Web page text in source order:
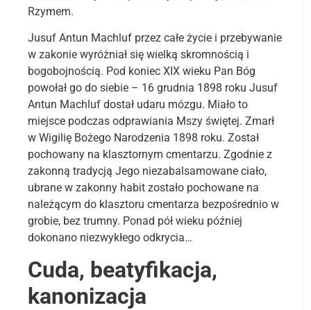
Rzymem.
Jusuf Antun Machluf przez całe życie i przebywanie
w zakonie wyróżniał się wielką skromnością i
bogobojnością. Pod koniec XIX wieku Pan Bóg
powołał go do siebie – 16 grudnia 1898 roku Jusuf
Antun Machluf dostał udaru mózgu. Miało to
miejsce podczas odprawiania Mszy świętej. Zmarł
w Wigilię Bożego Narodzenia 1898 roku. Został
pochowany na klasztornym cmentarzu. Zgodnie z
zakonną tradycją Jego niezabalsamowane ciało,
ubrane w zakonny habit zostało pochowane na
należącym do klasztoru cmentarza bezpośrednio w
grobie, bez trumny. Ponad pół wieku później
dokonano niezwykłego odkrycia…
Cuda, beatyfikacja,
kanonizacja